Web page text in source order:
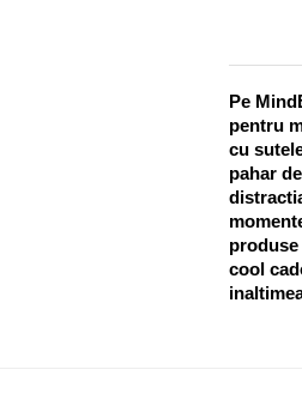
Pe
pentru
cu
pahar
cool